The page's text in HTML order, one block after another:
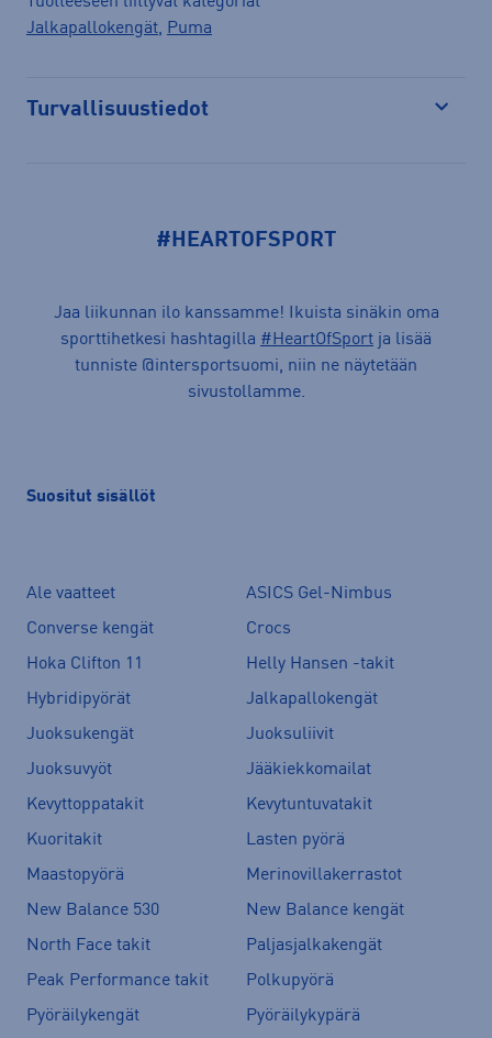
Jalkapallokengät, Puma
Turvallisuustiedot
#HEARTOFSPORT
Jaa liikunnan ilo kanssamme! Ikuista sinäkin oma
sporttihetkesi hashtagilla #HeartOfSport ja lisää
tunniste @intersportsuomi, niin ne näytetään
sivustollamme.
Suositut sisällöt
Ale vaatteet
ASICS Gel-Nimbus
Converse kengät
Crocs
Hoka Clifton 11
Helly Hansen -takit
Hybridipyörät
Jalkapallokengät
Juoksukengät
Juoksuliivit
Juoksuvyöt
Jääkiekkomailat
Kevyttoppatakit
Kevytuntuvatakit
Kuoritakit
Lasten pyörä
Maastopyörä
Merinovillakerrastot
New Balance 530
New Balance kengät
North Face takit
Paljasjalkakengät
Peak Performance takit
Polkupyörä
Pyöräilykengät
Pyöräilykypärä